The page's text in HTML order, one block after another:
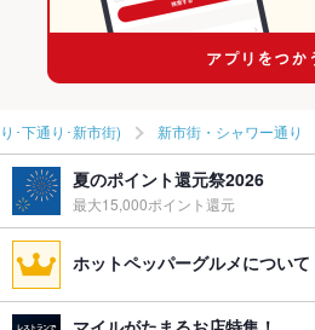
･下通り･新市街) 新市街・シャワー通り
夏のポイント還元祭2026
最大15,000ポイント還元
ホットペッパーグルメについて